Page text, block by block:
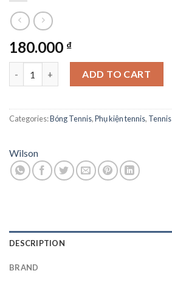
180.000 ₫
ADD TO CART
Categories:Bóng Tennis,Phụ kiện tennis, Tennis
Wilson
DESCRIPTION
BRAND